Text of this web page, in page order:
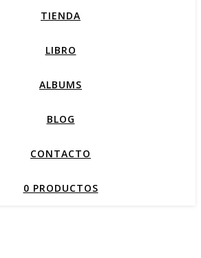
TIENDA
LIBRO
ALBUMS
BLOG
CONTACTO
0 PRODUCTOS